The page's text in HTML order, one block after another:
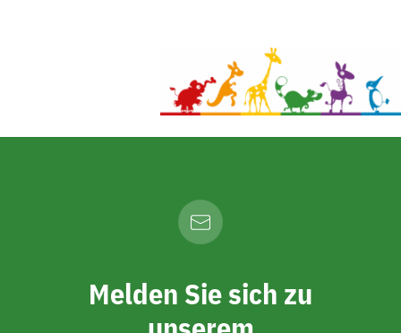
Melden Sie sich zu